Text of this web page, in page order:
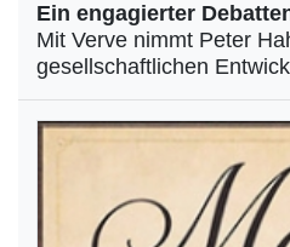
Ein engagierter
Mit Verve nimmt Peter
gesellschaftlichen